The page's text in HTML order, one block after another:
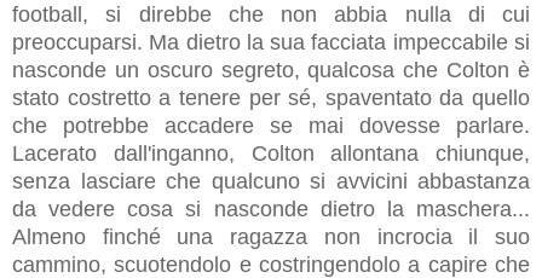
football, si direbbe che non abbia nulla di cui
preoccuparsi. Ma dietro la sua facciata impeccabile si
nasconde un oscuro segreto, qualcosa che Colton è
stato costretto a tenere per sé, spaventato da quello
che potrebbe accadere se mai dovesse parlare.
Lacerato dall'inganno, Colton allontana chiunque,
senza lasciare che qualcuno si avvicini abbastanza
da vedere cosa si nasconde dietro la maschera...
Almeno finché una ragazza non incrocia il suo
cammino, scuotendolo e costringendolo a capire che